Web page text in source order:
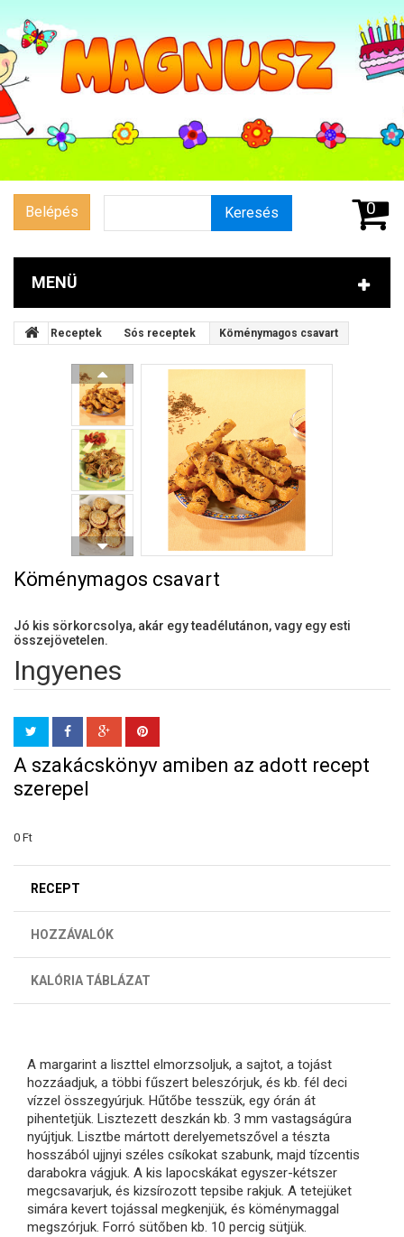
Belépés Keresés 0
MENÜ
Receptek Sós receptek Köménymagos csavart
Köménymagos csavart
Jó kis sörkorcsolya, akár egy teadélutánon, vagy egy esti
összejövetelen.
Ingyenes
A szakácskönyv amiben az adott recept
szerepel
0 Ft
RECEPT
HOZZÁVALÓK
KALÓRIA TÁBLÁZAT
A margarint a liszttel elmorzsoljuk, a sajtot, a tojást
hozzáadjuk, a többi fűszert beleszórjuk, és kb. fél deci
vízzel összegyúrjuk. Hűtőbe tesszük, egy órán át
pihentetjük. Lisztezett deszkán kb. 3 mm vastagságúra
nyújtjuk. Lisztbe mártott derelyemetszővel a tészta
hosszából ujjnyi széles csíkokat szabunk, majd tízcentis
darabokra vágjuk. A kis lapocskákat egyszer-kétszer
megcsavarjuk, és kizsírozott tepsibe rakjuk. A tetejüket
simára kevert tojással megkenjük, és köménymaggal
megszórjuk. Forró sütőben kb. 10 percig sütjük.